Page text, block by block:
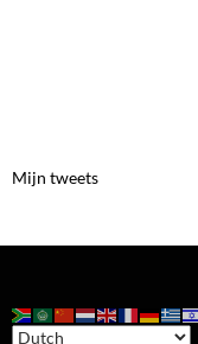
Mijn tweets